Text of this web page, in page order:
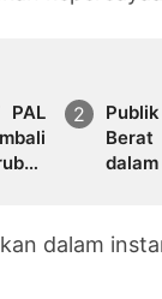
PAL
dalam